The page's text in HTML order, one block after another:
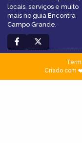
locais, serviços e muito
mais no guia Encontra
Campo Grande.
Criado com